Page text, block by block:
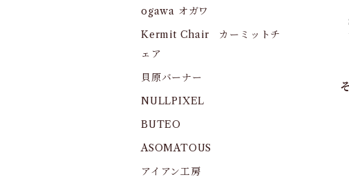
ogawa オガワ
Kermit Chair カーミットチ
ェア
貝原バーナー
NULLPIXEL
BUTEO
ASOMATOUS
アイアン工房